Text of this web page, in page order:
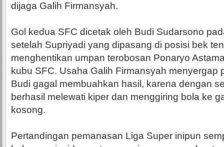
dijaga Galih Firmansyah.
Gol kedua SFC dicetak oleh Budi Sudarsono
setelah Supriyadi yang dipasang di posisi bek
menghentikan umpan terobosan Ponaryo
kubu SFC. Usaha Galih Firmansyah menyergap
Budi gagal membuahkan hasil, karena dengan
berhasil melewati kiper dan menggiring bola ke
kosong.
Pertandingan pemanasan Liga Super inipun